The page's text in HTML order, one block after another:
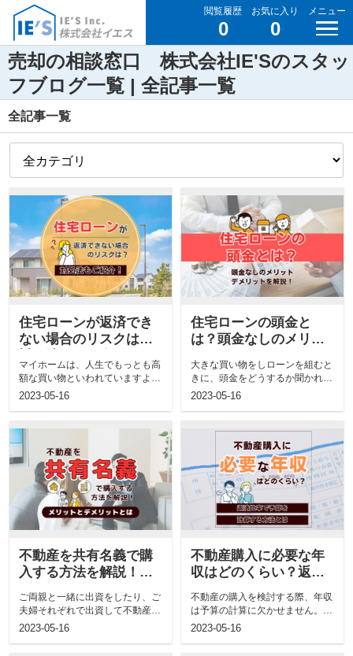
閲覧履歴
0
お気に入り
0
メニュー
売却の相談窓口 株式会社IE'Sのスタッ
フブログ一覧 | 全記事一覧
全記事一覧
住宅ローンが返済でき
ない場合のリスクは？
マイホームは、人生でもっとも高
額な買い物といわれていますよ
ね。 その際、銀行や信用金庫で
2023-05-16
住宅ローンの頭金と
は？頭金なしのメリッ
説！
大きな買い物をしローンを組むと
きに、頭金をどうするか聞かれる
事があります。 住宅を購入する
2023-05-16
不動産を共有名義で購
入する方法を解説！メ
リットとデメリットと
は
ご両親と一緒に出資をしたり、ご
夫婦それぞれで出資して不動産の
購入を検討している方もいらっし
2023-05-16
不動産購入に必要な年
収はどのくらい？返済
比率で予算を計算する
方法とは
不動産の購入を検討する際、年収
は予算の計算に欠かせません。
年収を基に妥当な住宅の購入価格
2023-05-16